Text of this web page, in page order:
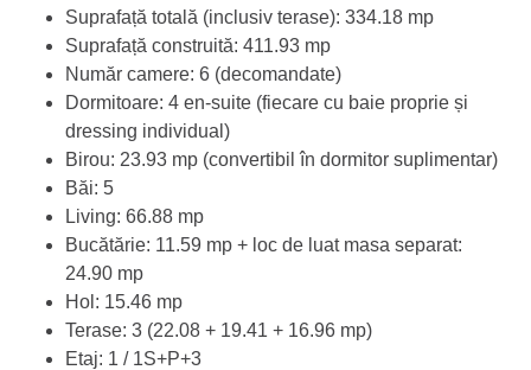
Suprafață totală (inclusiv terase): 334.18 mp
Suprafață construită: 411.93 mp
Număr camere: 6 (decomandate)
Dormitoare: 4 en-suite (fiecare cu baie proprie și
dressing individual)
Birou: 23.93 mp (convertibil în dormitor suplimentar)
Băi: 5
Living: 66.88 mp
Bucătărie: 11.59 mp + loc de luat masa separat:
24.90 mp
Hol: 15.46 mp
Terase: 3 (22.08 + 19.41 + 16.96 mp)
Etaj: 1 / 1S+P+3